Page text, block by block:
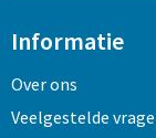
Informatie
Over ons
Veelgestelde